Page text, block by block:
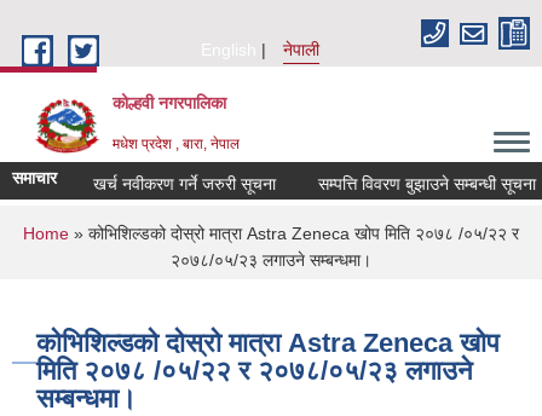
English
नेपाली
कोल्हवी नगरपालिका
मधेश प्रदेश , बारा, नेपाल
समाचार
उपचार खर्च नवीकरण गर्ने जरुरी सूचना सम्पत्ति विवरण बुझाउने सम्बन्धी सूचना
You are here
Home » कोभिशिल्डको दोस्रो मात्रा Astra Zeneca खोप मिति २०७८ /०५/२२ र
२०७८/०५/२३ लगाउने सम्बन्धमा।
कोभिशिल्डको दोस्रो मात्रा Astra Zeneca खोप
मिति २०७८ /०५/२२ र २०७८/०५/२३ लगाउने
सम्बन्धमा।